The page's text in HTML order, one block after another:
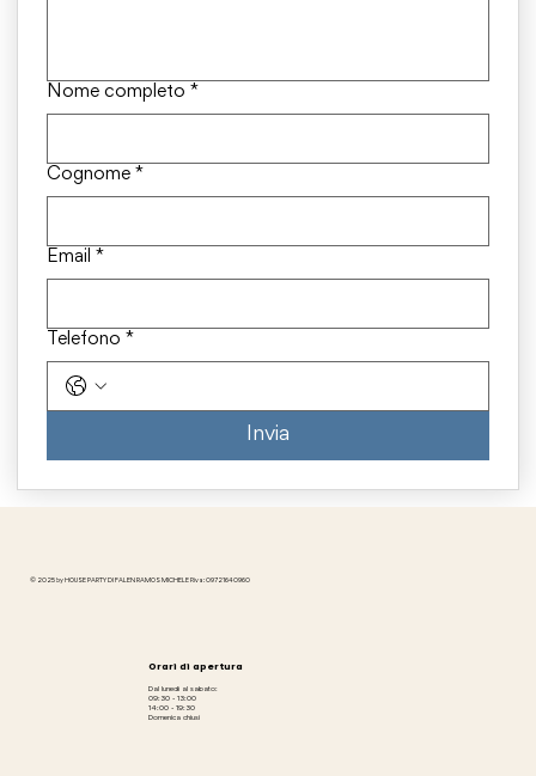
Nome completo *
Cognome *
Email *
Telefono *
Invia
© 2025 by HOUSE PARTY DI FALEN RAMOS MICHELE P.iva: 09721640960
Orari di apertura
Dal lunedì al sabato:
09:30 - 13:00
14:00 - 19:30
Domenica chiusi